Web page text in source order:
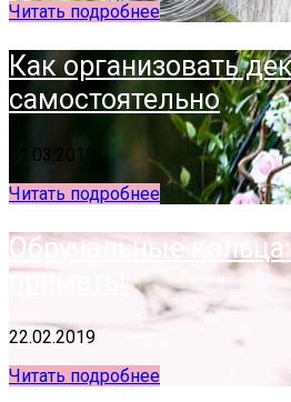
Читать подробнее
Как организовать
самостоятельно
01.03.2019
Читать подробнее
Обручальные
приметы
22.02.2019
Читать подробнее